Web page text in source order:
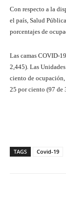
Con respecto a la
el país, Salud
porcentajes de
Las camas COVID-
2,445). Las
ciento de
25 por ciento (97 de
TAGS Covid-19